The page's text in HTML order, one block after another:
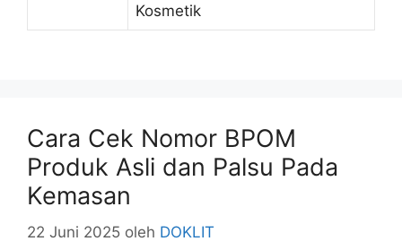
Kosmetik
Cara Cek Nomor BPOM
Produk Asli dan Palsu Pada
Kemasan
22 Juni 2025 oleh DOKLIT